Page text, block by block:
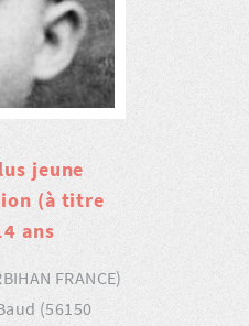
jeune
(à titre
ans
FRANCE)
(56150